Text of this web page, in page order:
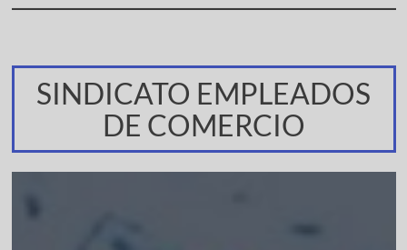
SINDICATO EMPLEADOS
DE COMERCIO